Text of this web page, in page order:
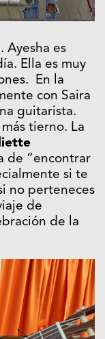
Ayesha es
Ella es muy
En la
con Saira
guitarista.
tierno. La
de “encontrar
si te
no perteneces
de
de la